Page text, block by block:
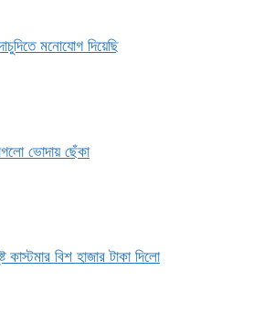
মনোযোগ দিয়েছি
ভোদায় ছেঁকা
কাস্টমার বিশ হাজার টাকা দিলো